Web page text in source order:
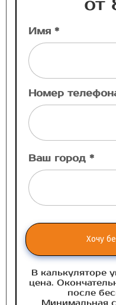
от
Имя *
Номер
Ваш город *
Хочу
В калькуляторе
цена.
после
Минимальная